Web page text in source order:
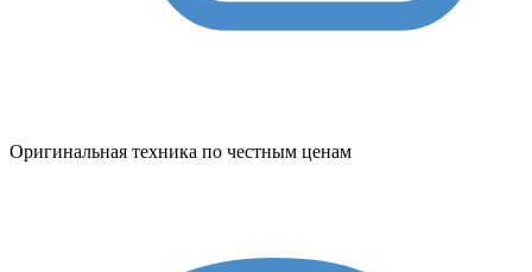
Оригинальная техника по честным ценам